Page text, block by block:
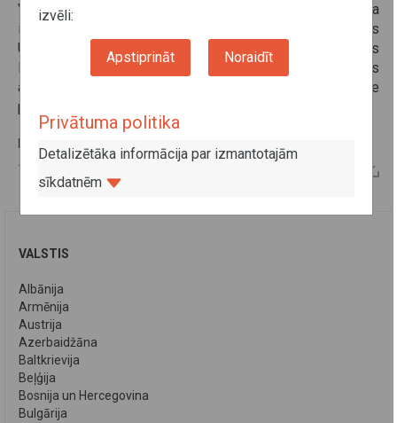
Valsts SIA Autotransporta direkcija informē, ka ir saņemta
informācija no Latvijas Republikas vēstniecības
Uzbekistānā par tranzīta maršrutiem Uzbekistānas
Republikas teritorijā, veicot starptautiskos
autopārvadājumus. Ar šiem maršrutiem var iepazīties pie
papildus informācijas (krievu valodā).
PAPILDU INFORMĀCIJA:
Tranzīta maršruti
VALSTIS
Albānija
Armēnija
Austrija
Azerbaidžāna
Baltkrievija
Beļģija
Bosnija un Hercegovina
Bulgārija
izvēli:
Apstiprināt Noraidīt
Privātuma politika
Detalizētāka informācija par izmantotajām
sīkdatnēm